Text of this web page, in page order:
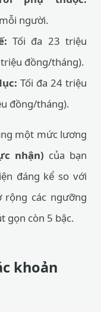
người.
Tối đa 23 triệu
đồng/tháng).
Tối đa 24 triệu
đồng/tháng).
một mức lương
nhận) của bạn
đáng kể so với
rộng các ngưỡng
gọn còn 5 bậc.
khoản